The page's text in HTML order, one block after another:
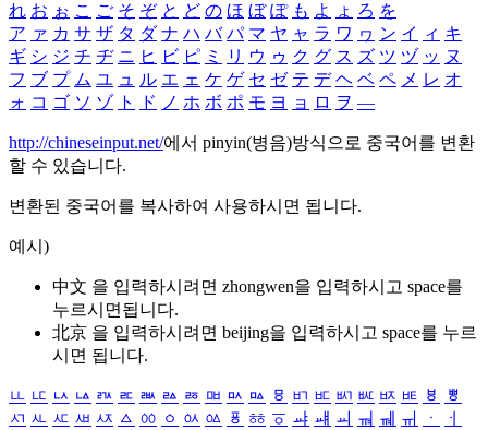
れ お ぉ こ ご そ ぞ と ど の ほ ぼ ぽ も よ ょ ろ を
ア ァ カ サ ザ タ ダ ナ ハ バ パ マ ヤ ャ ラ ワ ヮ ン イ ィ キ
ギ シ ジ チ ヂ ニ ヒ ビ ピ ミ リ ウ ゥ ク グ ス ズ ツ ヅ ッ ヌ
フ ブ プ ム ユ ュ ル エ ェ ケ ゲ セ ゼ テ デ ヘ ベ ペ メ レ オ
ォ コ ゴ ソ ゾ ト ド ノ ホ ボ ポ モ ヨ ョ ロ ヲ ―
http://chineseinput.net/에서 pinyin(병음)방식으로 중국어를 변환
할 수 있습니다.
변환된 중국어를 복사하여 사용하시면 됩니다.
예시)
中文 을 입력하시려면 zhongwen을 입력하시고 space를
누르시면됩니다.
北京 을 입력하시려면 beijing을 입력하시고 space를 누르
시면 됩니다.
ㅥ ㅦ ㅧ ㅨ ㅩ ㅪ ㅫ ㅬ ㅭ ㅮ ㅯ ㅰ ㅱ ㅲ ㅳ ㅴ ㅵ ㅶ ㅷ ㅸ
ㅹ
ㅺ ㅻ ㅼ ㅽ ㅾ ㅿ ㆀ ㆁ ㆂ ㆃ ㆄ ㆅ ㆆ ㆇ ㆈ ㆉ ㆊ ㆋ ㆌ ㆍ
ㆎ